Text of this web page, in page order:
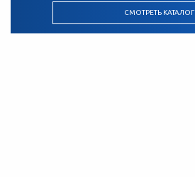
СМОТРЕТЬ КАТАЛОГ